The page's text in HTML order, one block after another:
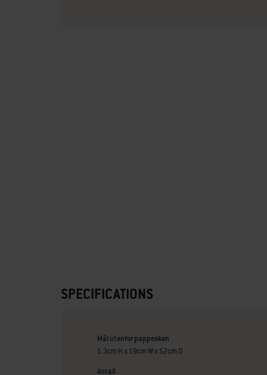
SPECIFICATIONS
Mål utenfor pappesken
1.3cm H x 19cm W x 52cm D
Antall